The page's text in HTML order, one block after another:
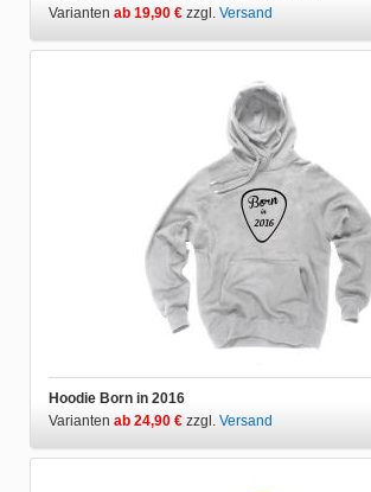
Varianten ab 19,90 € zzgl. Versand
Hoodie Born in 2016
Varianten ab 24,90 € zzgl. Versand